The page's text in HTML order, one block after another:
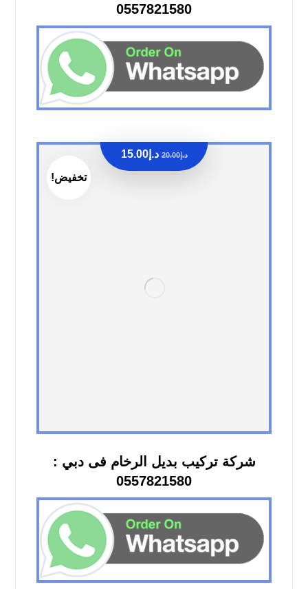
0557821580
تخفيض!
شركة تركيب بديل الرخام فى دبي :
0557821580
د.إ20.00 د.إ15.00